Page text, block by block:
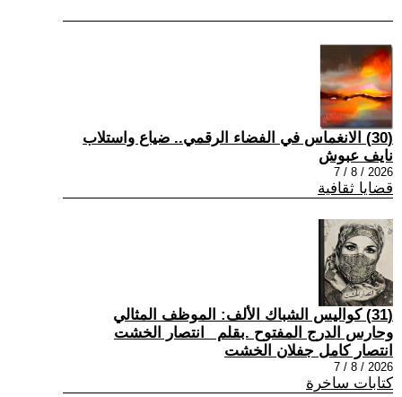
(30) الانغماس في الفضاء الرقمي.. ضياع واستلاب
نايف عبوش
2026 / 8 / 7
قضايا ثقافية
(31) كواليس الشباك الألف: الموظف المثالي
وحارس الدرج المفتوح .بقلم _انتصار الخشت
انتصار كامل جفلان الخشت
2026 / 8 / 7
كتابات ساخرة